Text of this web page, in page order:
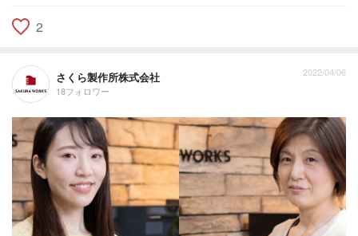
2
さくら製作所株式会社
18フォロワー
2022/04/06